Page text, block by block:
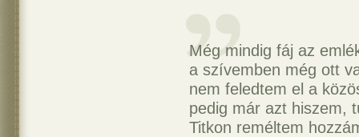
Még mindig fáj az
a szívemben még ott
nem feledtem el a
pedig már azt hiszem,
Titkon reméltem